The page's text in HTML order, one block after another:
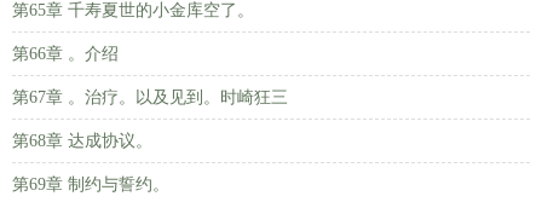
第65章 千寿夏世的小金库空了。
第66章 。介绍
第67章 。治疗。以及见到。时崎狂三
第68章 达成协议。
第69章 制约与誓约。